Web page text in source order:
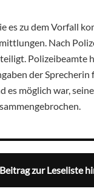
es zu dem Vorfall
Nach
Polizeibeamte
der
es möglich war,
Beitrag zur Leseliste